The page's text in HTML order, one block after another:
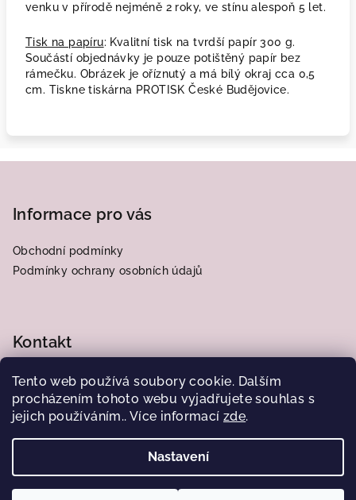
Tento web používá soubory cookie. Dalším
procházením tohoto webu vyjadřujete souhlas s
jejich používáním.. Více informací zde.
Nastavení
venku v přírodě nejméně 2 roky, ve stínu alespoň 5 let.
Tisk na papíru: Kvalitní tisk na tvrdší papír 300 g.
Součástí objednávky je pouze potištěný papír bez
rámečku. Obrázek je oříznutý a má bílý okraj cca 0,5
cm. Tiskne tiskárna PROTISK České Budějovice.
Informace pro vás
Obchodní podmínky
Podmínky ochrany osobních údajů
Kontakt
frantiska.j@centrum.cz
776564185
vyhrazena.